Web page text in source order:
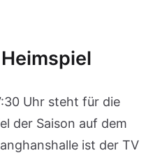
Uhr steht für die
der Saison auf dem
ist der TV